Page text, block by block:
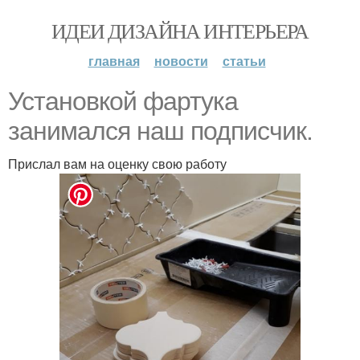
ИДЕИ ДИЗАЙНА ИНТЕРЬЕРА
главная новости статьи
Установкой фартука
занимался наш подписчик.
Прислал вам на оценку свою работу